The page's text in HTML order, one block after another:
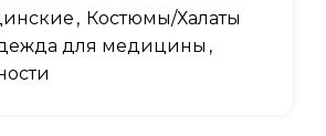
на спинке,
, Костюмы/Халаты
для медицины ,